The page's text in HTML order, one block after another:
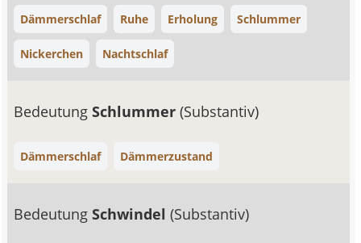
Dämmerschlaf Ruhe Erholung Schlummer
Nickerchen Nachtschlaf
BedeutungSchlummer(Substantiv)
Dämmerschlaf Dämmerzustand
BedeutungSchwindel(Substantiv)